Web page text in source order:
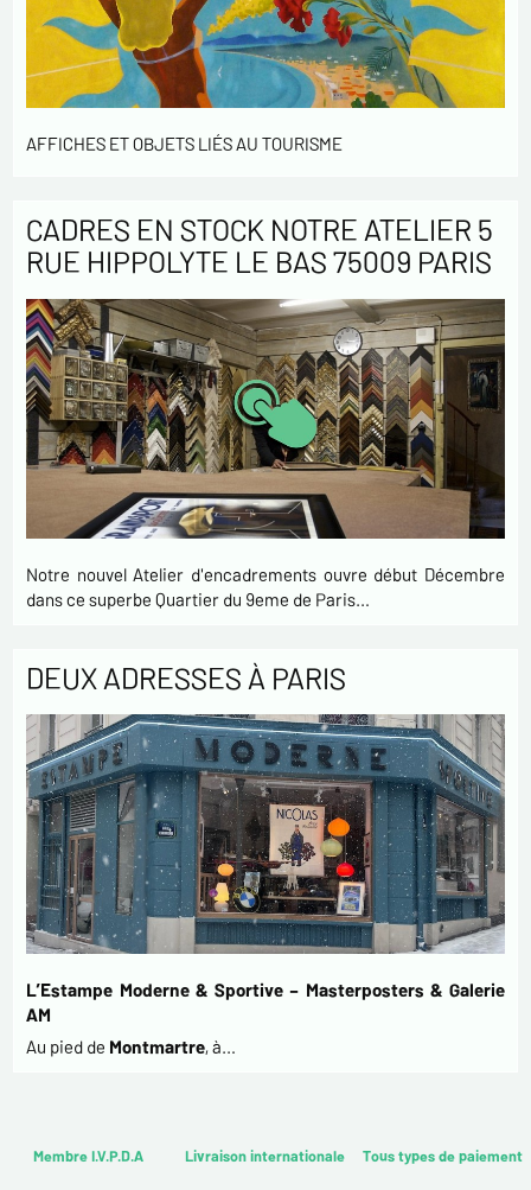
AFFICHES ET OBJETS LIÉS AU TOURISME
CADRES EN STOCK NOTRE ATELIER 5
RUE HIPPOLYTE LE BAS 75009 PARIS
Notre nouvel Atelier d'encadrements ouvre début Décembre
dans ce superbe Quartier du 9eme de Paris…
DEUX ADRESSES À PARIS
L’Estampe Moderne & Sportive – Masterposters & Galerie
AM
Au pied de Montmartre, à…
Membre I.V.P.D.A Livraison internationale Tous types de paiement